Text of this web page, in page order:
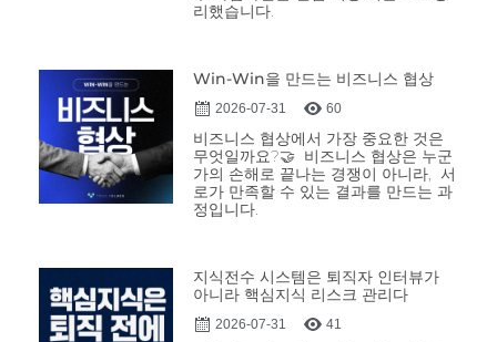
리했습니다.
Win-Win을 만드는 비즈니스 협상
2026-07-31 60
비즈니스 협상에서 가장 중요한 것은
무엇일까요?🤝 비즈니스 협상은 누군
가의 손해로 끝나는 경쟁이 아니라, 서
로가 만족할 수 있는 결과를 만드는 과
정입니다.
지식전수 시스템은 퇴직자 인터뷰가
아니라 핵심지식 리스크 관리다
2026-07-31 41